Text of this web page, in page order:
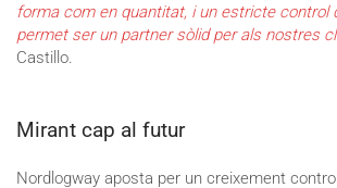
forma com en quantitat, i un estricte control
permet ser un partner sòlid per als nostres
Castillo.
Mirant cap al futur
Nordlogway aposta per un creixement